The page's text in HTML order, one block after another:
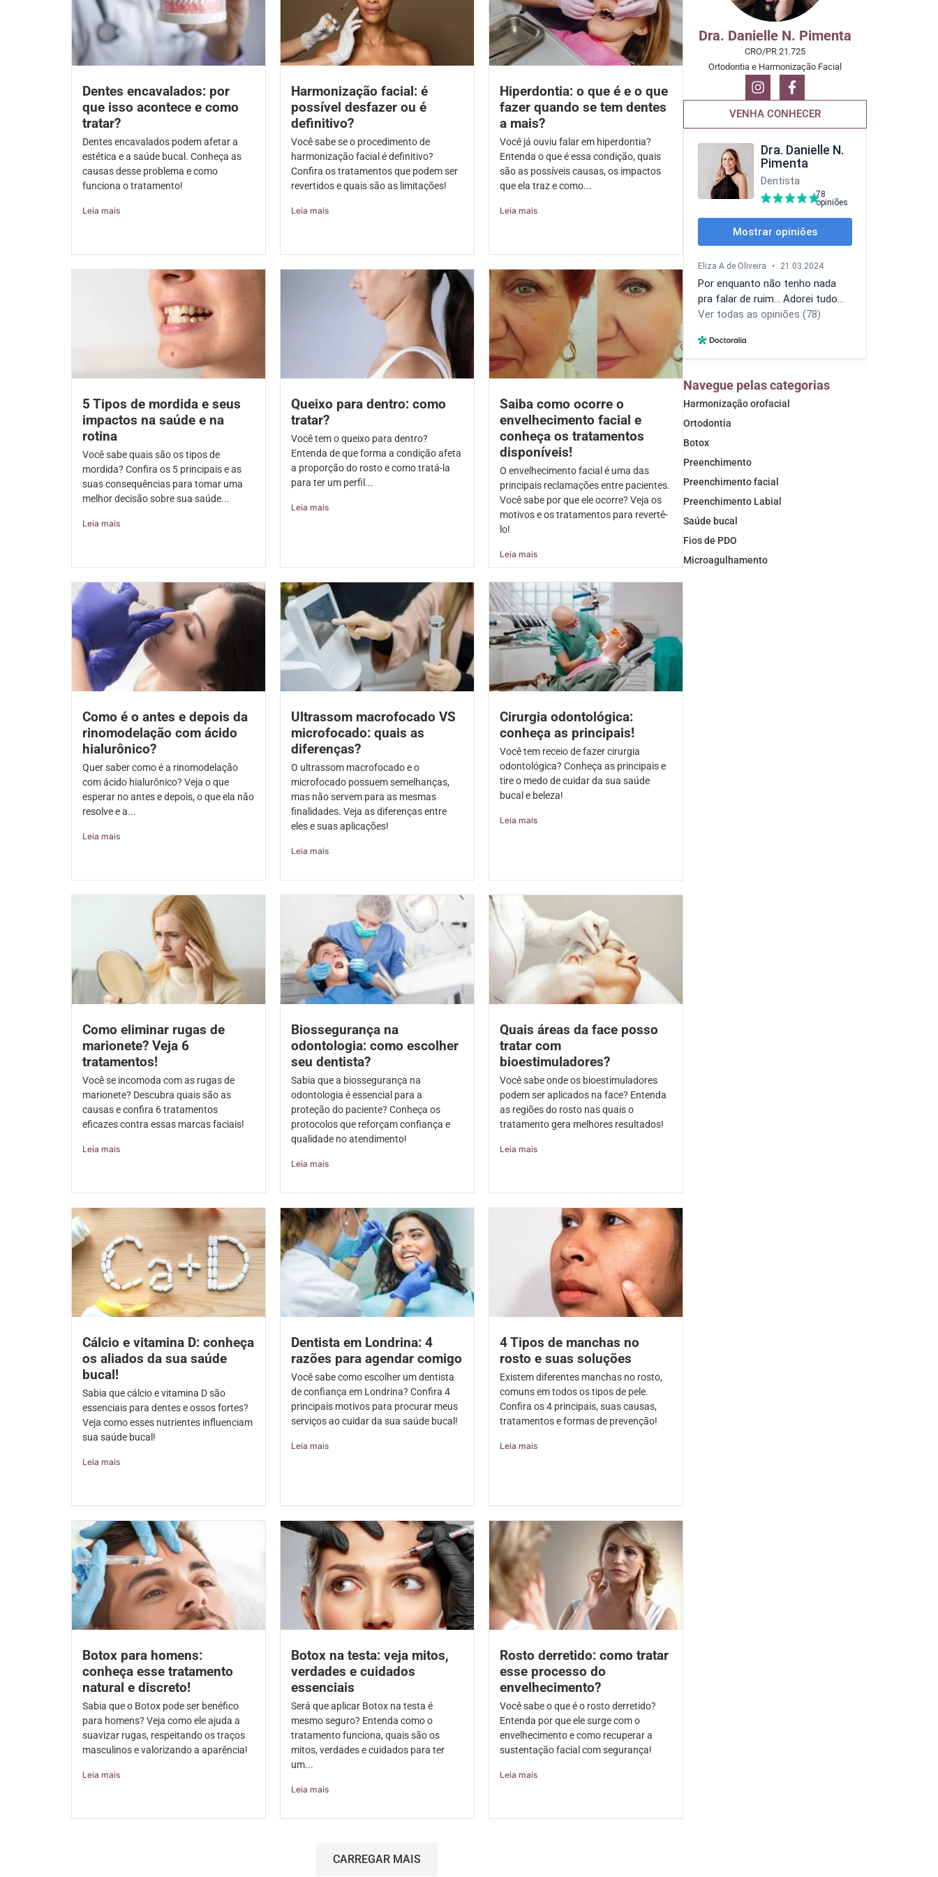
Dentes encavalados: por
que isso acontece e como
tratar?
Dentes encavalados podem afetar a
estética e a saúde bucal. Conheça as
causas desse problema e como
funciona o tratamento!
Leia mais
Harmonização facial: é
possível desfazer ou é
definitivo?
Você sabe se o procedimento de
harmonização facial é definitivo?
Confira os tratamentos que podem ser
revertidos e quais são as limitações!
Leia mais
Hiperdontia: o que é e o que
fazer quando se tem dentes
a mais?
Você já ouviu falar em hiperdontia?
Entenda o que é essa condição, quais
são as possíveis causas, os impactos
que ela traz e como...
Leia mais
5 Tipos de mordida e seus
impactos na saúde e na
rotina
Você sabe quais são os tipos de
mordida? Confira os 5 principais e as
suas consequências para tomar uma
melhor decisão sobre sua saúde...
Leia mais
Queixo para dentro: como
tratar?
Você tem o queixo para dentro?
Entenda de que forma a condição afeta
a proporção do rosto e como tratá-la
para ter um perfil...
Leia mais
Saiba como ocorre o
envelhecimento facial e
conheça os tratamentos
disponíveis!
O envelhecimento facial é uma das
principais reclamações entre pacientes.
Você sabe por que ele ocorre? Veja os
motivos e os tratamentos para revertê-
lo!
Leia mais
Como é o antes e depois da
rinomodelação com ácido
hialurônico?
Quer saber como é a rinomodelação
com ácido hialurônico? Veja o que
esperar no antes e depois, o que ela não
resolve e a...
Leia mais
Ultrassom macrofocado VS
microfocado: quais as
diferenças?
O ultrassom macrofocado e o
microfocado possuem semelhanças,
mas não servem para as mesmas
finalidades. Veja as diferenças entre
eles e suas aplicações!
Leia mais
Cirurgia odontológica:
conheça as principais!
Você tem receio de fazer cirurgia
odontológica? Conheça as principais e
tire o medo de cuidar da sua saúde
bucal e beleza!
Leia mais
Como eliminar rugas de
marionete? Veja 6
tratamentos!
Você se incomoda com as rugas de
marionete? Descubra quais são as
causas e confira 6 tratamentos
eficazes contra essas marcas faciais!
Leia mais
Biossegurança na
odontologia: como escolher
seu dentista?
Sabia que a biossegurança na
odontologia é essencial para a
proteção do paciente? Conheça os
protocolos que reforçam confiança e
qualidade no atendimento!
Leia mais
Quais áreas da face posso
tratar com
bioestimuladores?
Você sabe onde os bioestimuladores
podem ser aplicados na face? Entenda
as regiões do rosto nas quais o
tratamento gera melhores resultados!
Leia mais
Cálcio e vitamina D: conheça
os aliados da sua saúde
bucal!
Sabia que cálcio e vitamina D são
essenciais para dentes e ossos fortes?
Veja como esses nutrientes influenciam
sua saúde bucal!
Leia mais
Dentista em Londrina: 4
razões para agendar comigo
Você sabe como escolher um dentista
de confiança em Londrina? Confira 4
principais motivos para procurar meus
serviços ao cuidar da sua saúde bucal!
Leia mais
4 Tipos de manchas no
rosto e suas soluções
Existem diferentes manchas no rosto,
comuns em todos os tipos de pele.
Confira os 4 principais, suas causas,
tratamentos e formas de prevenção!
Leia mais
Botox para homens:
conheça esse tratamento
natural e discreto!
Sabia que o Botox pode ser benéfico
para homens? Veja como ele ajuda a
suavizar rugas, respeitando os traços
masculinos e valorizando a aparência!
Leia mais
Botox na testa: veja mitos,
verdades e cuidados
essenciais
Será que aplicar Botox na testa é
mesmo seguro? Entenda como o
tratamento funciona, quais são os
mitos, verdades e cuidados para ter
um...
Leia mais
Rosto derretido: como tratar
esse processo do
envelhecimento?
Você sabe o que é o rosto derretido?
Entenda por que ele surge com o
envelhecimento e como recuperar a
sustentação facial com segurança!
Leia mais
CARREGAR MAIS
Dra. Danielle N. Pimenta
CRO/PR 21.725
Ortodontia e Harmonização Facial
VENHA CONHECER
Navegue pelas categorias
Harmonização orofacial
Ortodontia
Botox
Preenchimento
Preenchimento facial
Preenchimento Labial
Saúde bucal
Fios de PDO
Microagulhamento